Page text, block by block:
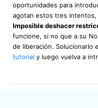
oportunidades para
agotan estos tres intentos,
Imposible deshacer
funcione, si no que a su
de liberación. Solucionarlo
tutorial y luego vuelva a